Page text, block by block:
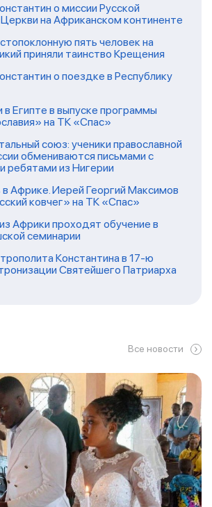
о миссии Русской
на Африканском континенте
пять человек на
приняли таинство Крещения
о поездке в Республику
в Египте в выпуске программы
на ТК «Спас»
союз: ученики православной
обмениваются письмами с
ребятами из Нигерии
Африке. Иерей Георгий Максимов
ковчег» на ТК «Спас»
Африки проходят обучение в
семинарии
Константина в 17-ю
Святейшего Патриарха
Все новости